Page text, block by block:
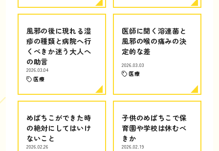
風邪の後に現れる湿
疹の種類と病院へ行
くべきか迷う大人へ
の助言
2026.03.04
医療
医師に聞く溶連菌と
風邪の喉の痛みの決
定的な差
2026.03.03
医療
めばちこができた時
の絶対にしてはいけ
ないこと
2026.02.26
子供のめばちこで保
育園や学校は休むべ
きか
2026.02.19